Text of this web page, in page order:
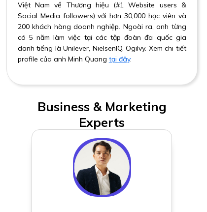
Việt Nam về Thương hiệu (#1 Website users &
Social Media followers) với hơn 30,000 học viên và
200 khách hàng doanh nghiệp. Ngoài ra, anh từng
có 5 năm làm việc tại các tập đoàn đa quốc gia
danh tiếng là Unilever, NielsenIQ, Ogilvy. Xem chi tiết
profile của anh Minh Quang tại đây.
Business & Marketing
Experts